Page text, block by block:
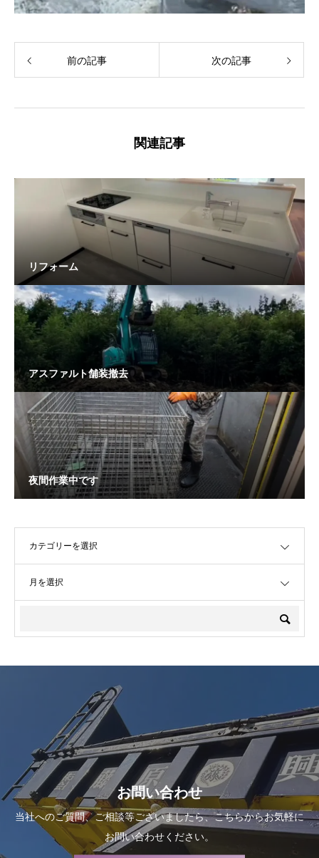
前の記事 次の記事
関連記事
リフォーム
アスファルト舗装撤去
夜間作業中です
お問い合わせ
当社へのご質問、ご相談等ございましたら、こちらからお気軽に
お問い合わせください。